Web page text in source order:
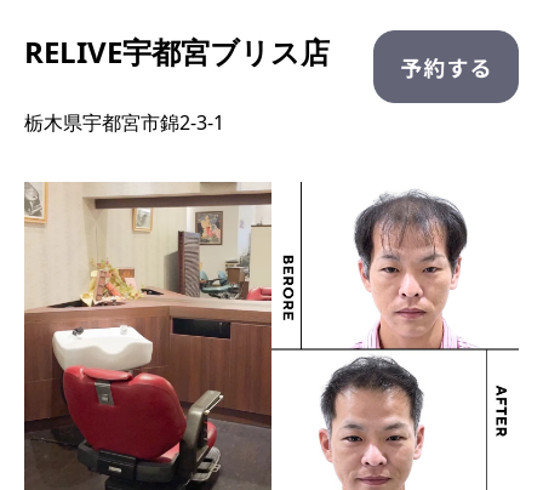
RELIVE宇都宮ブリス店
栃木県宇都宮市錦2-3-1